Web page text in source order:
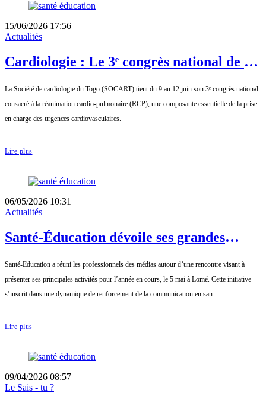
15/06/2026 17:56
Actualités
Cardiologie : Le 3ᵉ congrès national de la
professionnels de santé en réanimation
cardio-pulmonaire
La Société de cardiologie du Togo (SOCART) tient du 9 au 12 juin son 3ᵉ congrès national
consacré à la réanimation cardio-pulmonaire (RCP), une composante essentielle de la prise
en charge des urgences cardiovasculaires.
Lire plus
06/05/2026 10:31
Actualités
Santé-Éducation dévoile ses grandes
Santé-Education a réuni les professionnels des médias autour d’une rencontre visant à
présenter ses principales activités pour l’année en cours, le 5 mai à Lomé. Cette initiative
s’inscrit dans une dynamique de renforcement de la communication en san
Lire plus
09/04/2026 08:57
Le Sais - tu ?